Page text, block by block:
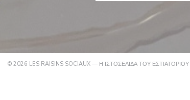
© 2026 LES RAISINS SOCIAUX — Η ΙΣΤΟΣΕΛΊΔΑ ΤΟΥ